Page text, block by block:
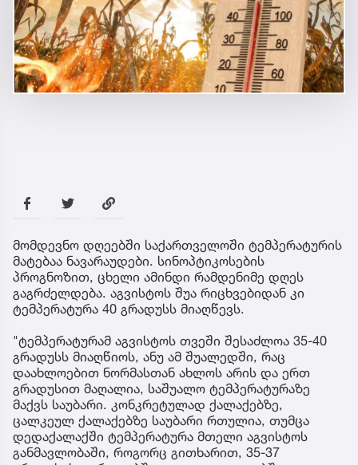
მომდევნო დღეებში საქართველოში ტემპერატურის
მატებაა ნავარაუდები. სინოპტიკოსების
პროგნოზით, ცხელი ამინდი რამდენიმე დღეს
გაგრძელდება. აგვისტოს შუა რიცხვებიდან კი
ტემპერატურა 40 გრადუსს მიაღწევს.
"ტემპერატურამ აგვისტოს თვეში შესაძლოა 35-40
გრადუსს მიაღწიოს, ანუ ამ შუალედში, რაც
დაახლოებით ნორმასთან ახლოს არის და ერთ
გრადუსით მაღალია, საშუალო ტემპერატურაზე
მაქვს საუბარი. კონკრეტულად ქალაქებზე,
ცალკეულ ქალაქებზე საუბარი რთულია, თუმცა
დედაქალაქში ტემპერატურა მთელი აგვისტოს
განმავლობაში, როგორც გითხარით, 35-37